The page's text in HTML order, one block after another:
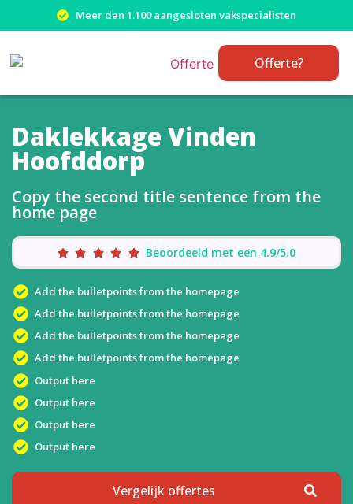
Meer dan 1.100 aangesloten vakspecialisten
Offerte?
Daklekkage Vinden
Hoofddorp
Copy the second title sentence from the
home page
Beoordeeld met een 4.9/5.0
Add the bulletpoints from the homepage
Add the bulletpoints from the homepage
Add the bulletpoints from the homepage
Add the bulletpoints from the homepage
Output here
Output here
Output here
Output here
Vergelijk offertes